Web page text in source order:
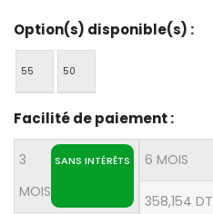
Option(s) disponible(s) :
55 50
Facilité de paiement :
3
MOIS
SANS INTÉRÊTS 6 MOIS
358,154 DT